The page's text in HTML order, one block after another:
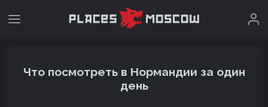
Что посмотреть в Нормандии за один
день